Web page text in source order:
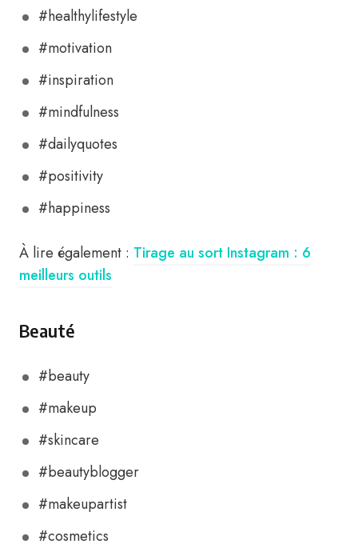
#healthylifestyle
#motivation
#inspiration
#mindfulness
#dailyquotes
#positivity
#happiness
À lire également : Tirage au sort Instagram : 6
meilleurs outils
Beauté
#beauty
#makeup
#skincare
#beautyblogger
#makeupartist
#cosmetics